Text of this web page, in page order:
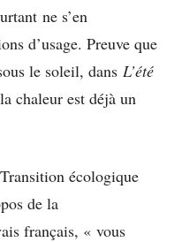
ne s’en
d’usage. Preuve que
le soleil, dans L’été
chaleur est déjà un
écologique
de la
français, « vous